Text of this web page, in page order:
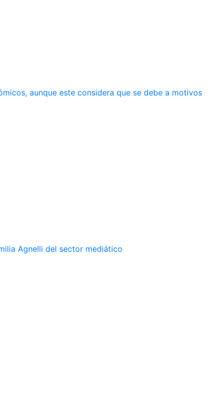
aunque este considera que se debe a motivos
Agnelli del sector mediático